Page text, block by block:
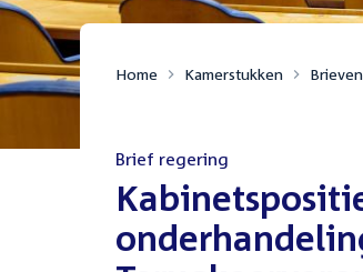
Home Kamerstukken
Brief regering
: